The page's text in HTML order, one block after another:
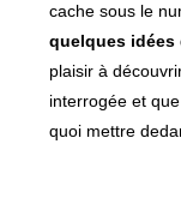
cache sous le
quelques idées
plaisir à
interrogée et
quoi mettre